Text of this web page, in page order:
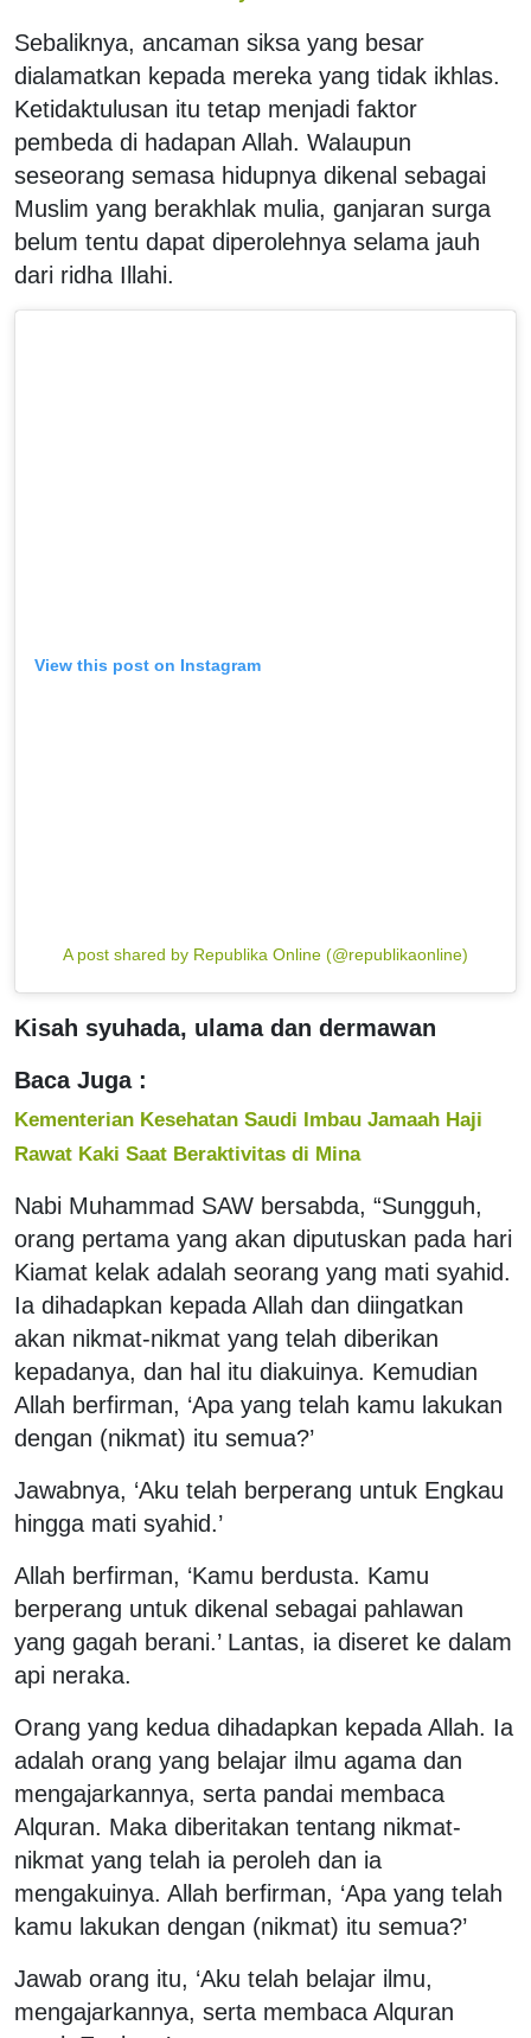
Sebaliknya, ancaman siksa yang besar
dialamatkan kepada mereka yang tidak ikhlas.
Ketidaktulusan itu tetap menjadi faktor
pembeda di hadapan Allah. Walaupun
seseorang semasa hidupnya dikenal sebagai
Muslim yang berakhlak mulia, ganjaran surga
belum tentu dapat diperolehnya selama jauh
dari ridha Illahi.
View this post on Instagram
A post shared by Republika Online (@republikaonline)
Kisah syuhada, ulama dan dermawan
Baca Juga :
Kementerian Kesehatan Saudi Imbau Jamaah Haji
Rawat Kaki Saat Beraktivitas di Mina
Nabi Muhammad SAW bersabda, “Sungguh,
orang pertama yang akan diputuskan pada hari
Kiamat kelak adalah seorang yang mati syahid.
Ia dihadapkan kepada Allah dan diingatkan
akan nikmat-nikmat yang telah diberikan
kepadanya, dan hal itu diakuinya. Kemudian
Allah berfirman, ‘Apa yang telah kamu lakukan
dengan (nikmat) itu semua?’
Jawabnya, ‘Aku telah berperang untuk Engkau
hingga mati syahid.’
Allah berfirman, ‘Kamu berdusta. Kamu
berperang untuk dikenal sebagai pahlawan
yang gagah berani.’ Lantas, ia diseret ke dalam
api neraka.
Orang yang kedua dihadapkan kepada Allah. Ia
adalah orang yang belajar ilmu agama dan
mengajarkannya, serta pandai membaca
Alquran. Maka diberitakan tentang nikmat-
nikmat yang telah ia peroleh dan ia
mengakuinya. Allah berfirman, ‘Apa yang telah
kamu lakukan dengan (nikmat) itu semua?’
Jawab orang itu, ‘Aku telah belajar ilmu,
mengajarkannya, serta membaca Alquran